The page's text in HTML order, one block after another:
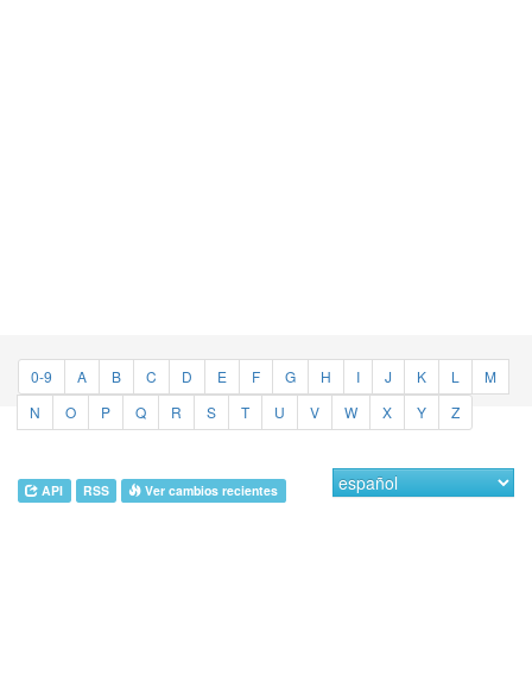
0-9 A B C D E F G H I J K L
M
N
O P Q R S T U V W X Y Z
API RSS Ver cambios recientes